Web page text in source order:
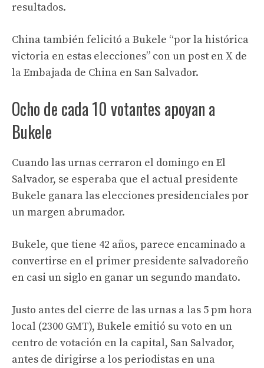
resultados.
China también felicitó a Bukele “por la histórica
victoria en estas elecciones” con un post en X de
la Embajada de China en San Salvador.
Ocho de cada 10 votantes apoyan a
Bukele
Cuando las urnas cerraron el domingo en El
Salvador, se esperaba que el actual presidente
Bukele ganara las elecciones presidenciales por
un margen abrumador.
Bukele, que tiene 42 años, parece encaminado a
convertirse en el primer presidente salvadoreño
en casi un siglo en ganar un segundo mandato.
Justo antes del cierre de las urnas a las 5 pm hora
local (2300 GMT), Bukele emitió su voto en un
centro de votación en la capital, San Salvador,
antes de dirigirse a los periodistas en una